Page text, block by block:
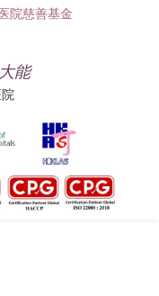
院慈善基金
能